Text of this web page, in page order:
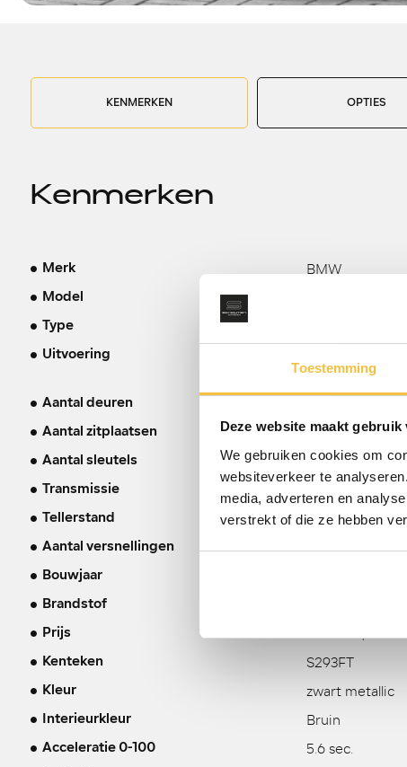
Toestemming
Deze website maakt gebruik
We gebruiken cookies om
websiteverkeer te
media, adverteren en
verstrekt of die ze hebben
KENMERKEN OPTIES
Kenmerken
Merk BMW
Model
Type
Uitvoering
360°
Aantal deuren
Aantal zitplaatsen 5
Aantal sleutels 2
Transmissie Automaat
Tellerstand 82.130 KM
Aantal versnellingen 8
Bouwjaar
Brandstof
Prijs € 54.900,-
Kenteken S293FT
Kleur zwart metallic
Interieurkleur Bruin
Acceleratie 0-100 5.6 sec.